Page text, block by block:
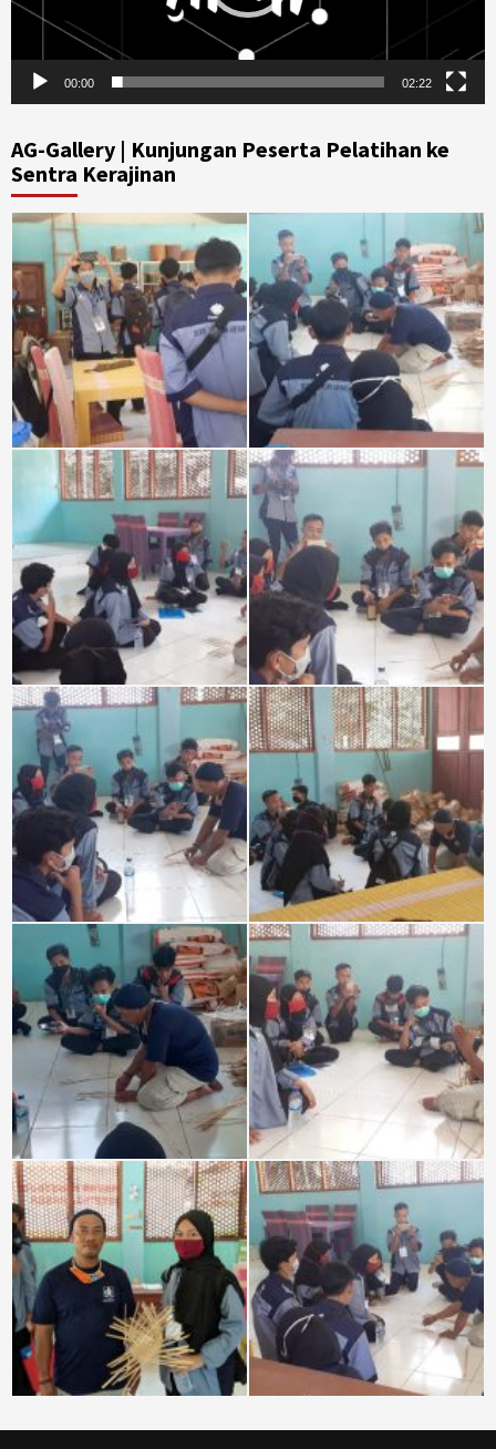
00:00 02:22
AG-Gallery | Kunjungan Peserta Pelatihan ke
Sentra Kerajinan